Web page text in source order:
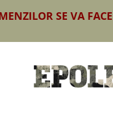
SE VA